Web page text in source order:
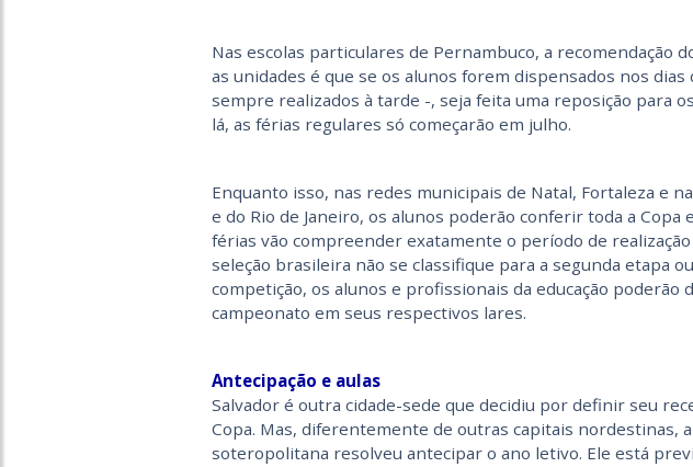
Nas escolas particulares de Pernambuco, a recomendação
as unidades é que se os alunos forem dispensados nos dias
sempre realizados à tarde -, seja feita uma reposição para
lá, as férias regulares só começarão em julho.
Enquanto isso, nas redes municipais de Natal, Fortaleza e
e do Rio de Janeiro, os alunos poderão conferir toda a Copa
férias vão compreender exatamente o período de
seleção brasileira não se classifique para a segunda etapa
competição, os alunos e profissionais da educação poderão
campeonato em seus respectivos lares.
Antecipação e aulas
Salvador é outra cidade-sede que decidiu por definir seu
Copa. Mas, diferentemente de outras capitais nordestinas,
soteropolitana resolveu antecipar o ano letivo. Ele está